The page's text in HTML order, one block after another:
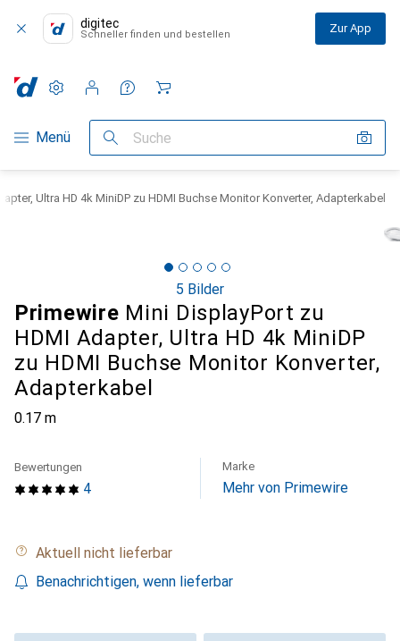
digitec
Schneller finden und bestellen Zur App
Navigation nach Kategorien
Menü Suche
Einstellungen
Kundenkonto
Vergleichslisten
Merklisten
Warenkorb
Ultra HD 4k MiniDP zu HDMI Buchse Monitor Konverter, Adapterkabel
5 Bilder
Primewire Mini DisplayPort zu
HDMI Adapter, Ultra HD 4k MiniDP
zu HDMI Buchse Monitor Konverter,
Adapterkabel
0.17 m
4
Bewertungen Marke
Mehr von Primewire
Aktuell nicht lieferbar
Benachrichtigen, wenn lieferbar